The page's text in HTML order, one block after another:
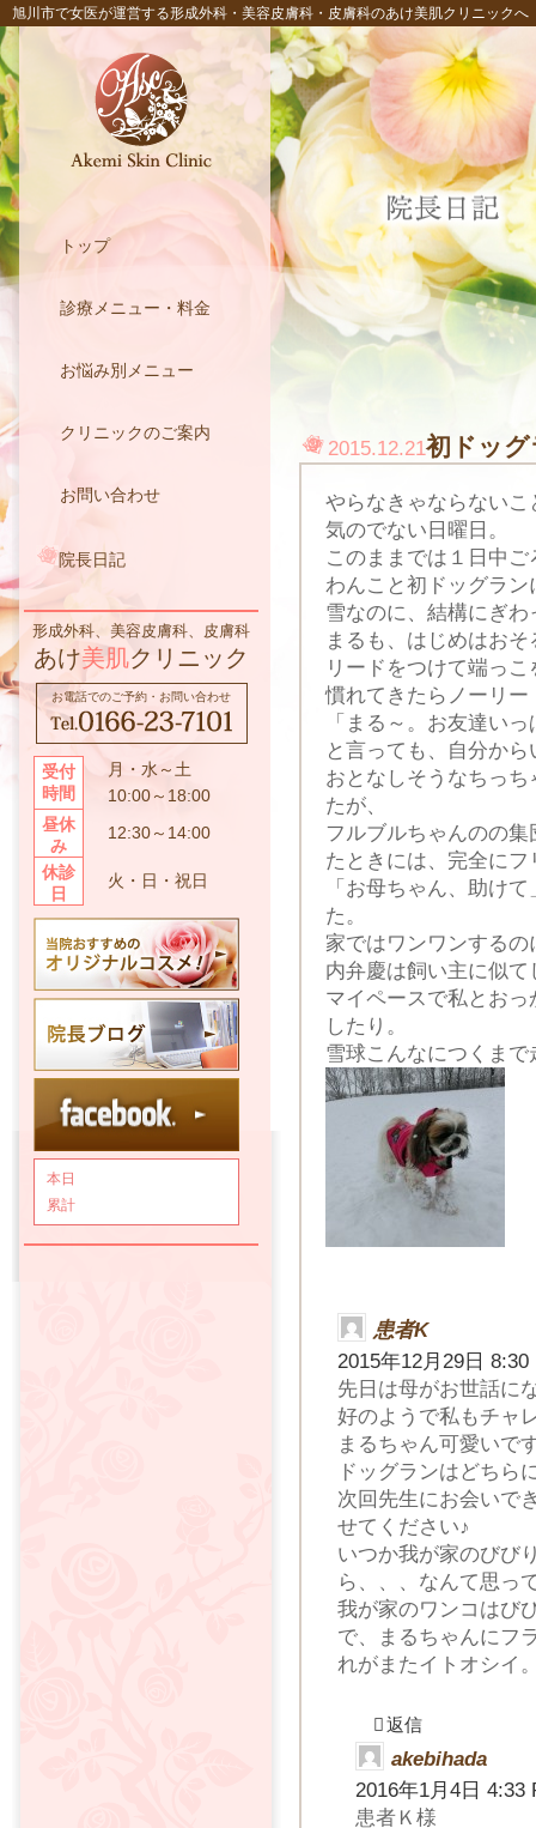
旭川市で女医が運営する形成外科・美容皮膚科・皮膚科のあけ美肌クリニックへ
トップ
診療メニュー・料金
お悩み別メニュー
クリニックのご案内
お問い合わせ
院長日記
形成外科、美容皮膚科、皮膚科
あけ美肌クリニック
お電話でのご予約・お問い合わせ
受付
時間
月・水～土
10:00～18:00
昼休
み
12:30～14:00
休診
日
火・日・祝日
本日
累計
2015.12.21初ドッ
やらなきゃならない
気のでない日曜日。
このままでは１日中
わんこと初ドッグラ
雪なのに、結構にぎわ
まるも、はじめはお
リードをつけて端っ
慣れてきたらノーリー
「まる～。お友達い
と言っても、自分か
おとなしそうなちっ
たが、
フルブルちゃんのの
たときには、完全にフ
「お母ちゃん、助け
た。
家ではワンワンする
内弁慶は飼い主に似
マイペースで私とお
したり。
雪球こんなにつくま
患者K
2015年12月29日 8:30
先日は母がお世話に
好のようで私もチャ
まるちゃん可愛いで
ドッグランはどち
次回先生にお会いで
せてください♪
いつか我が家のびび
ら、、、なんて思っ
我が家のワンコはび
で、まるちゃんにフ
れがまたイトオシイ
返信
akebihada
2016年1月4日 4:33
患者Ｋ様